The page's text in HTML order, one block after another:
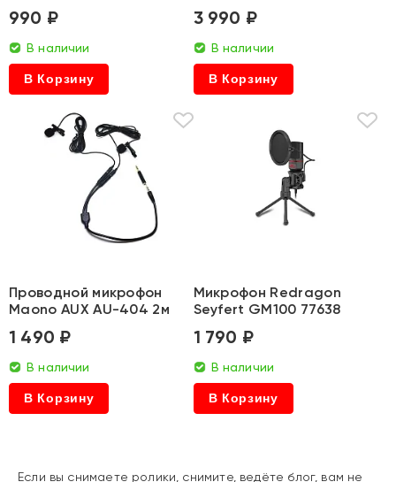
990 ₽
В наличии
В Корзину
3 990 ₽
В наличии
В Корзину
Проводной микрофон
Maono AUX AU-404 2м
1 490 ₽
В наличии
В Корзину
Микрофон Redragon
Seyfert GM100 77638
1 790 ₽
В наличии
В Корзину
Если вы снимаете ролики, снимите, ведёте блог, вам не